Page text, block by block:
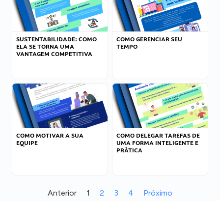
SUSTENTABILIDADE: COMO
ELA SE TORNA UMA
VANTAGEM COMPETITIVA
COMO GERENCIAR SEU
TEMPO
COMO MOTIVAR A SUA
EQUIPE
COMO DELEGAR TAREFAS DE
UMA FORMA INTELIGENTE E
PRÁTICA
Anterior 1 2 3 4 Próximo